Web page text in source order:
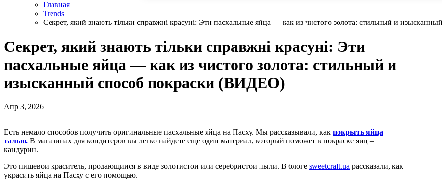
Главная
Trends
Секрет, який знають тільки справжні красуні: Эти пасхальные яйца — как из чистого золота: стильный и
Секрет, який знають тільки справжні красуні: Эти
пасхальные яйца — как из чистого золота: стильный и
изысканный способ покраски (ВИДЕО)
Апр 3, 2026
Есть немало способов получить оригинальные пасхальные яйца на Пасху. Мы рассказывали, как покрыть яйца
талью. В магазинах для кондитеров вы легко найдете еще один материал, который поможет в покраске яиц –
кандурин.
Это пищевой краситель, продающийся в виде золотистой или серебристой пыли. В блоге sweetcraft.ua рассказали, как
украсить яйца на Пасху с его помощью.